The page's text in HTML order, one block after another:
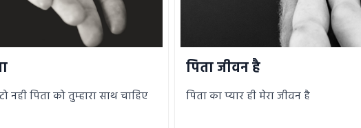
नही पिता को तुम्हारा साथ चाहिए
पिता जीवन है
पिता का प्यार ही मेरा जीवन है